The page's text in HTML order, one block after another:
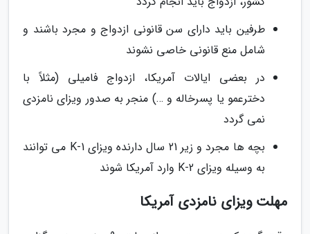
طرفین باید دارای سن قانونی ازدواج و مجرد باشند و
شامل منع قانونی خاصی نشوند
در بعضی ایالات آمریکا، ازدواج فامیلی (مثلاً با
دخترعمو یا پسرخاله و …) منجر به صدور ویزای نامزدی
نمی گردد
بچه ها مجرد و زیر 21 سال دارنده ویزای K-1 می توانند
به وسیله ویزای K-2 وارد آمریکا شوند
مهلت ویزای نامزدی آمریکا